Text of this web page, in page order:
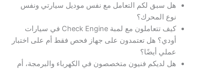
هل سبق لكم التعامل مع نفس موديل سيارتي ونفس
نوع المحرك؟
كيف تتعاملون مع لمبة Check Engine في سيارات
أودي؟ هل تعتمدون على جهاز فحص فقط أم على اختبار
عملي أيضًا؟
هل لديكم فنيون متخصصون في الكهرباء والبرمجة، أم